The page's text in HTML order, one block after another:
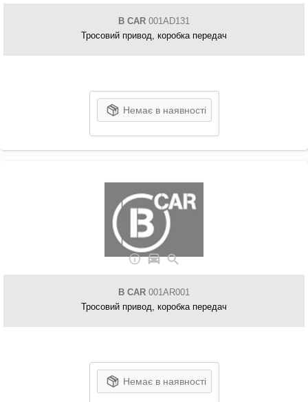
B CAR 001AD131
Тросовий привод, коробка передач
Немає в наявності
B CAR 001AR001
Тросовий привод, коробка передач
Немає в наявності